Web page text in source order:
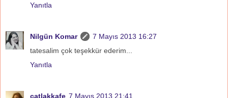
Yanıtla
Nilgün Komar
7 Mayıs 2013 16:27
tatesalim çok teşekkür ederim...
Yanıtla
çatlakkafe 7 Mayıs 2013 21:41